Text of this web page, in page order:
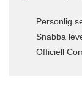
Personlig
Snabba
Officiell